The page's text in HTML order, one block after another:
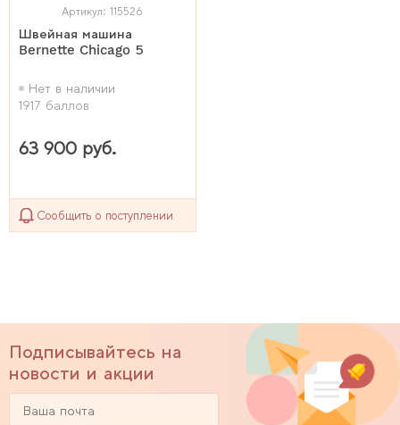
Артикул: 115526
Швейная машина
Bernette Chicago 5
Нет в наличии
1917 баллов
63 900 руб.
Сообщить о поступлении
Подписывайтесь на
новости и акции